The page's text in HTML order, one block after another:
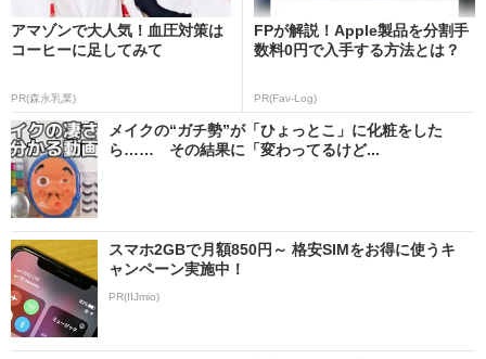
アマゾンで大人気！血圧対策は
コーヒーに足してみて
PR(森永乳業)
FPが解説！Apple製品を分割手
数料0円で入手する方法とは？
PR(Fav-Log)
メイクの“ガチ勢”が「ひょっとこ」に化粧をした
ら…… その結果に「変わってるけど...
スマホ2GBで月額850円～ 格安SIMをお得に使うキ
ャンペーン実施中！
PR(IIJmio)